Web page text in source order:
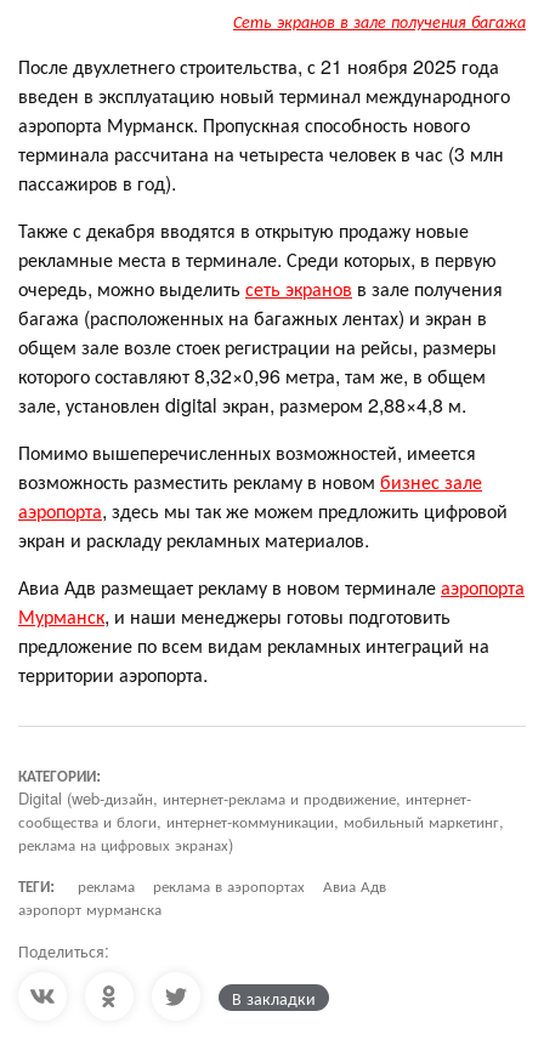
Сеть экранов в зале получения багажа
После двухлетнего строительства, с 21 ноября 2025 года
введен в эксплуатацию новый терминал международного
аэропорта Мурманск. Пропускная способность нового
терминала рассчитана на четыреста человек в час (3 млн
пассажиров в год).
Также с декабря вводятся в открытую продажу новые
рекламные места в терминале. Среди которых, в первую
очередь, можно выделить сеть экранов в зале получения
багажа (расположенных на багажных лентах) и экран в
общем зале возле стоек регистрации на рейсы, размеры
которого составляют 8,32×0,96 метра, там же, в общем
зале, установлен digital экран, размером 2,88×4,8 м.
Помимо вышеперечисленных возможностей, имеется
возможность разместить рекламу в новом бизнес зале
аэропорта, здесь мы так же можем предложить цифровой
экран и раскладу рекламных материалов.
Авиа Адв размещает рекламу в новом терминалеаэропорта
Мурманск, и наши менеджеры готовы подготовить
предложение по всем видам рекламных интеграций на
территории аэропорта.
КАТЕГОРИИ:
Digital (web-дизайн, интернет-реклама и продвижение, интернет-
сообщества и блоги, интернет-коммуникации, мобильный маркетинг,
реклама на цифровых экранах)
ТЕГИ:
реклама реклама в аэропортах
Авиа Адв
аэропорт мурманска
Поделиться:
В закладки